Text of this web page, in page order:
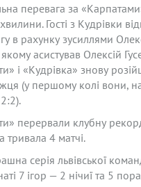
перевага за
Гості з Кудрівки
в рахунку зусиллями
асистував Олексій
і «Кудрівка» знову
(у першому колі вони,
перервали клубну
тривала 4 матчі.
серія львівської
7 ігор — 2 нічиї та 5